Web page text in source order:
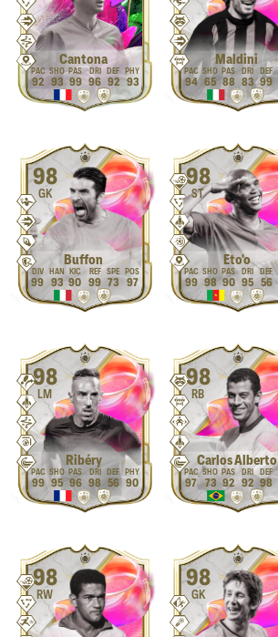
Cantona
92 93 99 96 92 93
Maldini
94 65 88 83 99
98
GK
Buffon
99 93 90 99 73 97
98
ST
Eto'o
99 98 90 95 56
98
LM
Ribéry
99 95 96 98 56 90
98
RB
Carlos Alberto
97 73 92 92 98
98
RW
98
GK